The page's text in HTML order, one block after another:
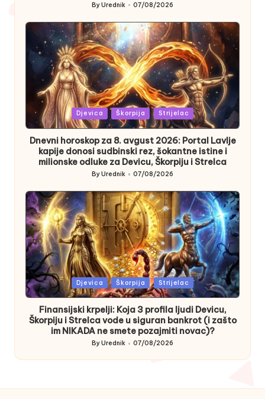
Posted
ByUrednik 07/08/2026
Posted
in
Djevica Škorpija Strijelac
Dnevni horoskop za 8. avgust 2026: Portal Lavlje
kapije donosi sudbinski rez, šokantne istine i
milionske odluke za Devicu, Škorpiju i Strelca
Posted
ByUrednik 07/08/2026
Posted
in
Djevica Škorpija Strijelac
Finansijski krpelji: Koja 3 profila ljudi Devicu,
Škorpiju i Strelca vode u siguran bankrot (i zašto
im NIKADA ne smete pozajmiti novac)?
Posted
by
ByUrednik 07/08/2026